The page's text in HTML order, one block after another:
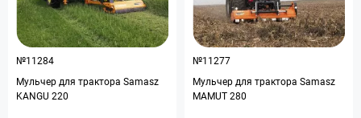
№11284
Мульчер для трактора Samasz
KANGU 220
№11277
Мульчер для трактора Samasz
MAMUT 280